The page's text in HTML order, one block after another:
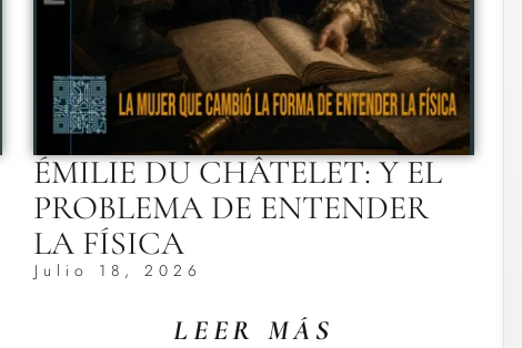
ÉMILIE DU CHÂTELET: Y EL
PROBLEMA DE ENTENDER
LA FÍSICA
Julio 18, 2026
LEER MÁS